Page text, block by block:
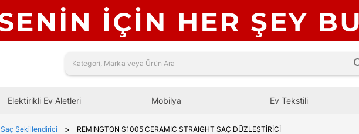
Elektirikli Ev Aletleri Mobilya Ev Tekstili
Saç Şekillendirici > REMINGTON S1005 CERAMIC STRAIGHT SAÇ DÜZLEŞTİRİCİ